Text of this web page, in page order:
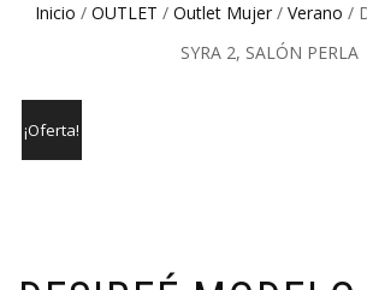
Inicio / OUTLET / Outlet Mujer/ Verano /
SYRA 2, SALÓN PERLA
¡Oferta!